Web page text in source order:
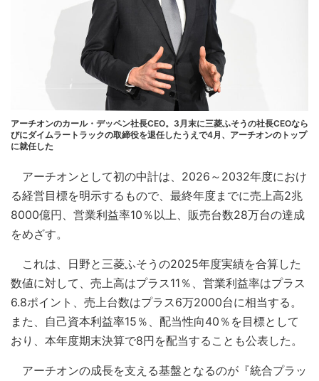
アーチオンのカール・デッペン社長CEO。3月末に三菱ふそうの社長CEOなら
びにダイムラートラックの取締役を退任したうえで4月、アーチオンのトップ
に就任した
アーチオンとして初の中計は、2026～2032年度におけ
る経営目標を明示するもので、最終年度までに売上高2兆
8000億円、営業利益率10％以上、販売台数28万台の達成
をめざす。
これは、日野と三菱ふそうの2025年度実績を合算した
数値に対して、売上高はプラス11％、営業利益率はプラス
6.8ポイント、売上台数はプラス6万2000台に相当する。
また、自己資本利益率15％、配当性向40％を目標として
おり、本年度期末決算で8円を配当することも公表した。
アーチオンの成長を支える基盤となるのが『統合プラッ